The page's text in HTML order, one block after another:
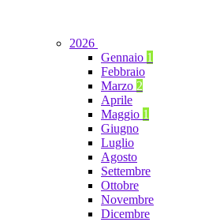
2026
Gennaio 1
Febbraio
Marzo 2
Aprile
Maggio 1
Giugno
Luglio
Agosto
Settembre
Ottobre
Novembre
Dicembre